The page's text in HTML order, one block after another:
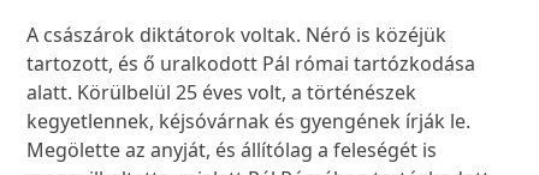
A császárok diktátorok voltak. Néró is közéjük
tartozott, és ő uralkodott Pál római tartózkodása
alatt. Körülbelül 25 éves volt, a történészek
kegyetlennek, kéjsóvárnak és gyengének írják le.
Megölette az anyját, és állítólag a feleségét is